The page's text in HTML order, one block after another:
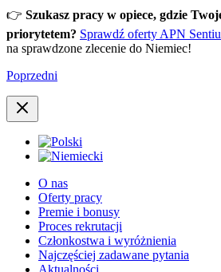
👉 Szukasz pracy w opiece, gdzie
priorytetem? Sprawdź oferty APN
na sprawdzone zlecenie do Niemiec!
Poprzedni
O nas
Oferty pracy
Premie i bonusy
Proces rekrutacji
Członkostwa i wyróżnienia
Najczęściej zadawane pytania
Aktualności